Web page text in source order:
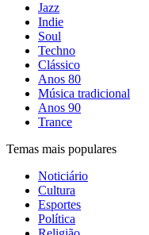
Jazz
Indie
Soul
Techno
Clássico
Anos 80
Música tradicional
Anos 90
Trance
Temas mais populares
Noticiário
Cultura
Esportes
Política